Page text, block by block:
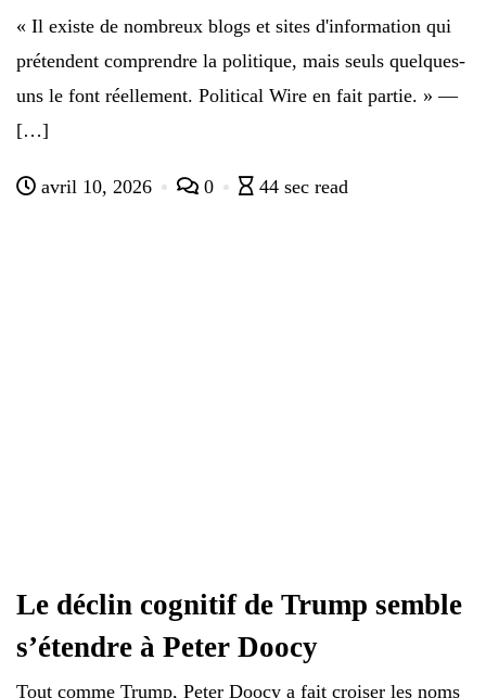
« Il existe de nombreux blogs et sites d'information qui
prétendent comprendre la politique, mais seuls quelques-
uns le font réellement. Political Wire en fait partie. » —
[…]
avril 10, 2026 0 44 sec read
Le déclin cognitif de Trump semble
s’étendre à Peter Doocy
Tout comme Trump, Peter Doocy a fait croiser les noms